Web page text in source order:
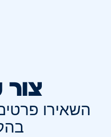
השאירו